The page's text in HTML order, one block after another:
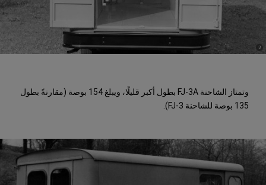
وتمتاز الشاحنة FJ-3A بطول أكبر قليلًا، ويبلغ 154 بوصة (مقارنةً بطول
135 بوصة للشاحنة FJ-3).
(
Disclosure
3